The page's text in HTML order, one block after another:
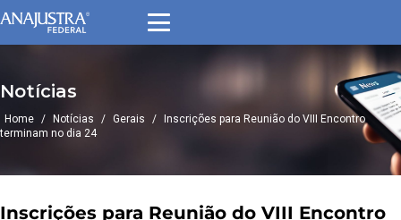
Notícias
Home / Notícias / Gerais /
Inscrições para Reunião do VIII Encontro
terminam no dia 24
Inscrições para Reunião do VIII Encontro